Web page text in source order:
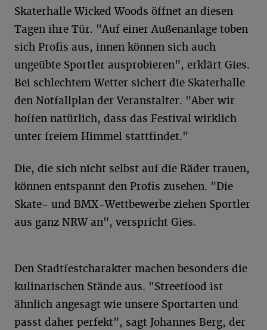
Skaterhalle Wicked Woods öffnet an diesen
Tagen ihre Tür. "Auf einer Außenanlage toben
sich Profis aus, innen können sich auch
ungeübte Sportler ausprobieren", erklärt Gies.
Bei schlechtem Wetter sichert die Skaterhalle
den Notfallplan der Veranstalter. "Aber wir
hoffen natürlich, dass das Festival wirklich
unter freiem Himmel stattfindet."
Die, die sich nicht selbst auf die Räder trauen,
können entspannt den Profis zusehen. "Die
Skate- und BMX-Wettbewerbe ziehen Sportler
aus ganz NRW an", verspricht Gies.
Den Stadtfestcharakter machen besonders die
kulinarischen Stände aus. "Streetfood ist
ähnlich angesagt wie unsere Sportarten und
passt daher perfekt", sagt Johannes Berg, der